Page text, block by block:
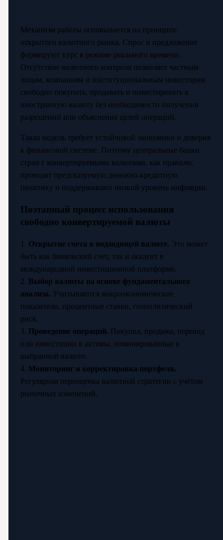
Механизм работы основывается на принципе
открытого валютного рынка. Спрос и предложение
формируют курс в режиме реального времени.
Отсутствие валютного контроля позволяет частным
лицам, компаниям и институциональным инвесторам
свободно покупать, продавать и инвестировать в
иностранную валюту без необходимости получения
разрешений или объяснения целей операций.
Такая модель требует устойчивой экономики и доверия
к финансовой системе. Поэтому центральные банки
стран с конвертируемыми валютами, как правило,
проводят предсказуемую денежно-кредитную
политику и поддерживают низкий уровень инфляции.
Поэтапный процесс использования
свободно конвертируемой валюты
1. Открытие счета в подходящей валюте. Это может
быть как банковский счёт, так и аккаунт в
международной инвестиционной платформе.
2. Выбор валюты на основе фундаментального
анализа. Учитываются макроэкономические
показатели, процентные ставки, геополитический
риск.
3. Проведение операций. Покупка, продажа, перевод
или инвестиции в активы, номинированные в
выбранной валюте.
4. Мониторинг и корректировка портфеля.
Регулярная переоценка валютной стратегии с учётом
рыночных изменений.